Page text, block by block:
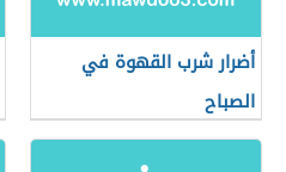
أضرار شرب القهوة في
الصباح